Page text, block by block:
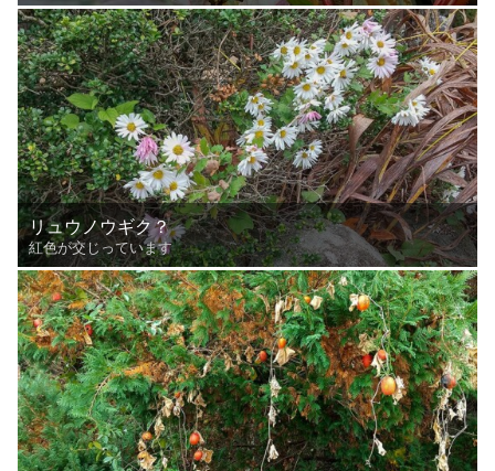
リュウノウギク？
紅色が交じっています